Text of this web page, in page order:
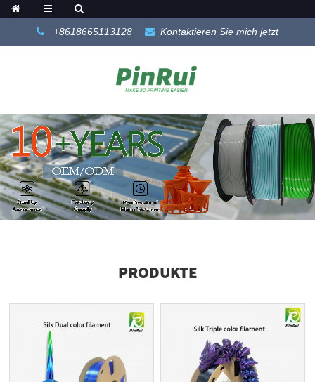
+8618665113128 Kontaktieren Sie mich jetzt
PRODUKTE